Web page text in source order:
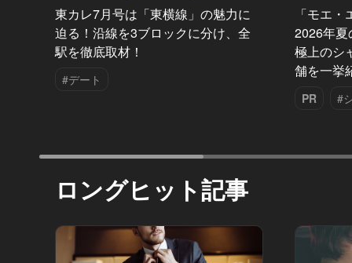
東カレ7月号は「東横線」の魅力に
迫る！沿線を3ブロックに分け、全
駅を徹底取材！
#デート
「モエ
2026年夏
極上のシ
舗を一挙
PR #
ロングヒット記事